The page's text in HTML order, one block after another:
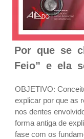
Por que se
Feio” e ela
OBJETIVO:
explicar por que as
nos dentes
forma antiga de
fase com os